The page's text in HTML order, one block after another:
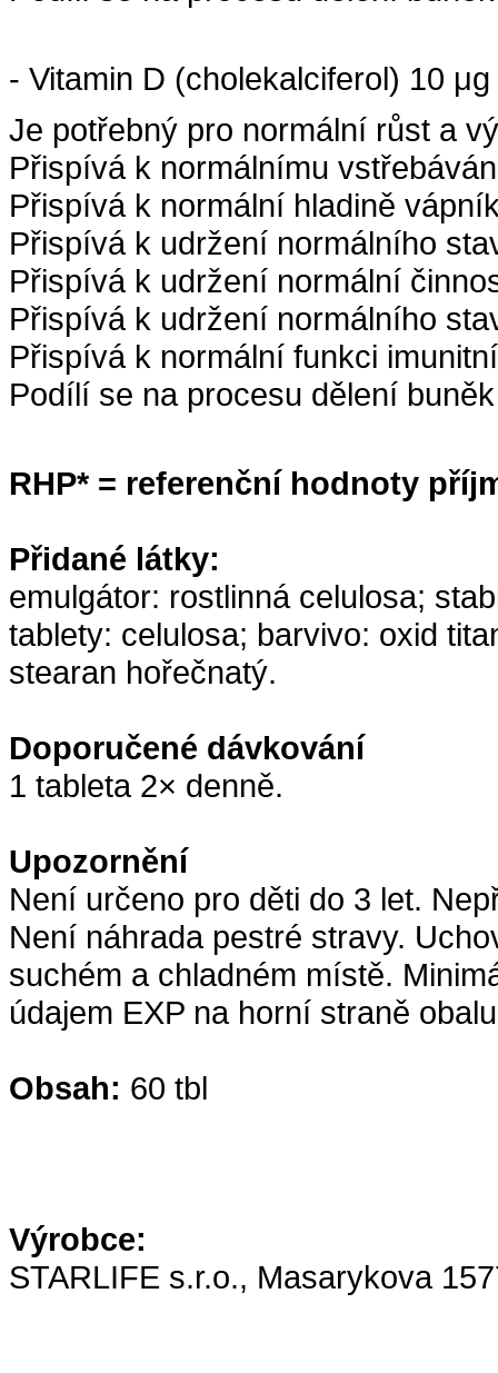
- Vitamin D (cholekalciferol) 10
Je potřebný pro normální růst a
Přispívá k normálnímu
Přispívá k normální hladině
Přispívá k udržení normálního
Přispívá k udržení normální
Přispívá k udržení normálního
Přispívá k normální funkci
Podílí se na procesu dělení buněk
RHP* = referenční hodnoty
Přidané látky:
emulgátor: rostlinná celulosa;
tablety: celulosa; barvivo: oxid
stearan hořečnatý.
Doporučené dávkování
1 tableta 2× denně.
Upozornění
Není určeno pro děti do 3 let.
Není náhrada pestré stravy.
suchém a chladném místě.
údajem EXP na horní straně
Obsah: 60 tbl
Výrobce:
STARLIFE s.r.o., Masarykova